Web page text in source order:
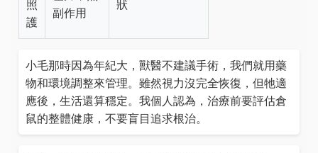
照
護
副作用
狀
小毛那時因為年紀大，獸醫不建議手術，我們就用藥
物和環境調整來管理。雖然視力沒完全恢復，但牠適
應後，生活還算穩定。我個人認為，治療前要評估倉
鼠的整體健康，不要盲目追求根治。